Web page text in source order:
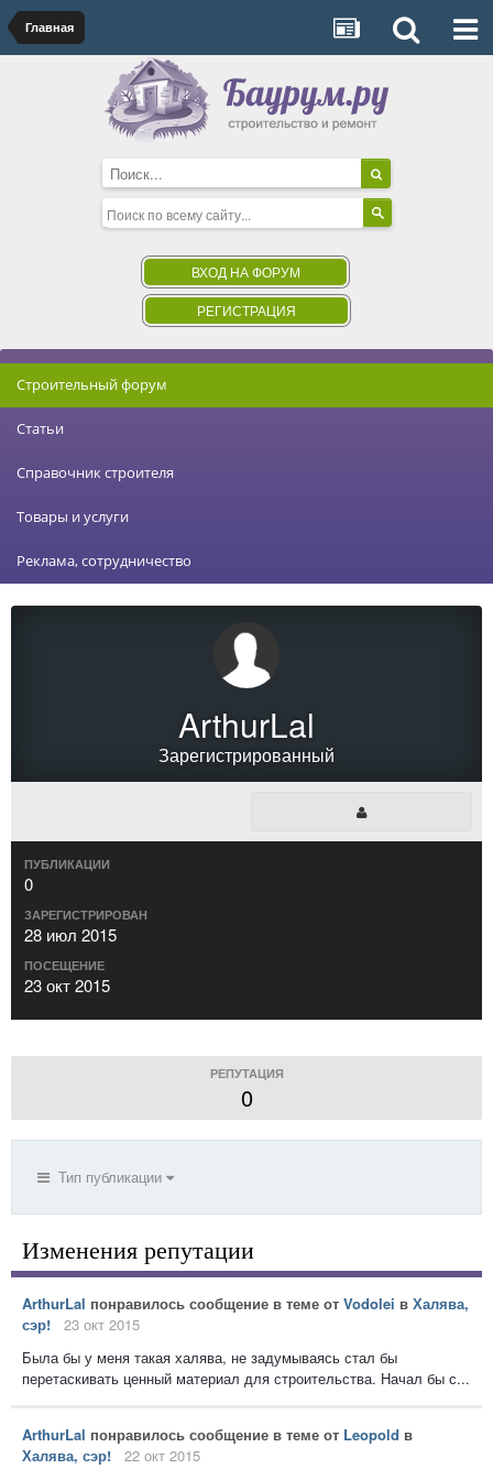
Главная
ВХОД НА ФОРУМ
РЕГИСТРАЦИЯ
Строительный форум
Статьи
Справочник строителя
Товары и услуги
Реклама, сотрудничество
ArthurLal
Зарегистрированный
ПУБЛИКАЦИИ
0
ЗАРЕГИСТРИРОВАН
28 июл 2015
ПОСЕЩЕНИЕ
23 окт 2015
РЕПУТАЦИЯ
0
Тип публикации
Изменения репутации
ArthurLal понравилось сообщение в теме от Vodolei в Халява,
сэр!
23 окт 2015
Была бы у меня такая халява, не задумываясь стал бы
перетаскивать ценный материал для строительства. Начал бы с...
ArthurLal понравилось сообщение в теме от Leopold в
Халява, сэр!
22 окт 2015